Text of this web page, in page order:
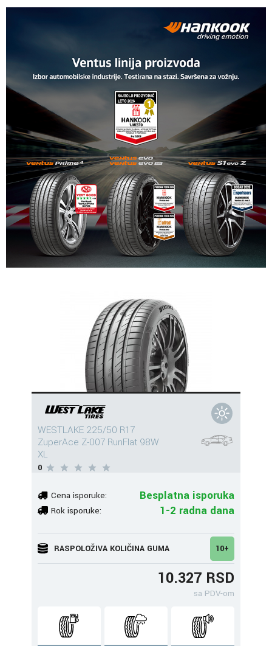
WESTLAKE 225/50 R17
ZuperAce Z-007 RunFlat 98W
XL
0
Cena isporuke: Besplatna isporuka
Rok isporuke: 1-2 radna dana
RASPOLOŽIVA KOLIČINA GUMA 10+
10.327 RSD
sa PDV-om